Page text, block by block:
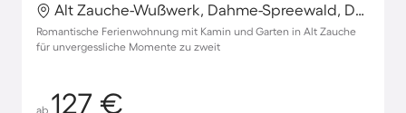
Alt Zauche-Wußwerk, Dahme-Spreewald, Deutschland
Romantische Ferienwohnung mit Kamin und Garten in Alt Zauche
für unvergessliche Momente zu zweit
ab 127 €